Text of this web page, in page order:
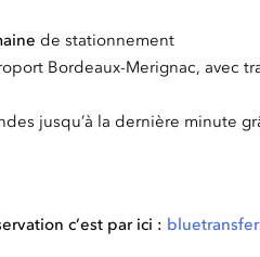
de stationnement
Bordeaux-Merignac, avec
jusqu’à la dernière minute
c’est par ici :